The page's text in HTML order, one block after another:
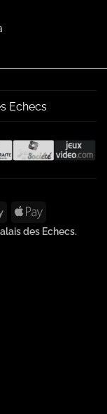
Echecs
Google
Pay
Apple
Pay
des Echecs.